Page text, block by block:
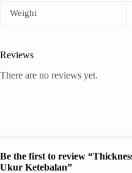
Weight
Reviews
There are no reviews yet.
Be the first to review
Ukur Ketebalan”